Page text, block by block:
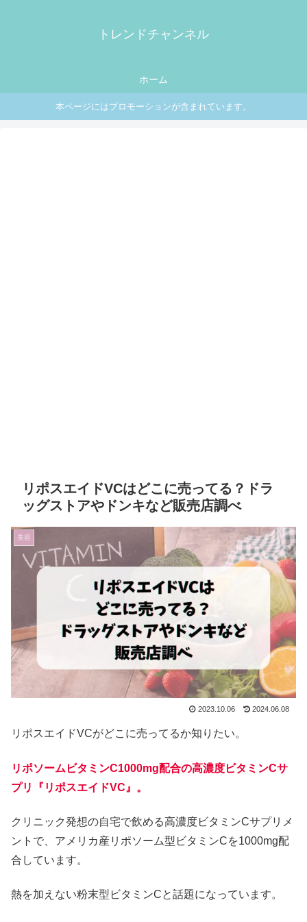
トレンドチャンネル
ホーム
本ページにはプロモーションが含まれています。
リポスエイドVCはどこに売ってる？ドラ
ッグストアやドンキなど販売店調べ
美容
2023.10.06 2024.06.08
リポスエイドVCがどこに売ってるか知りたい。
リポソームビタミンC1000mg配合の高濃度ビタミンCサ
プリ『リポスエイドVC』。
クリニック発想の自宅で飲める高濃度ビタミンCサプリメ
ントで、アメリカ産リポソーム型ビタミンCを1000mg配
合しています。
熱を加えない粉末型ビタミンCと話題になっています。